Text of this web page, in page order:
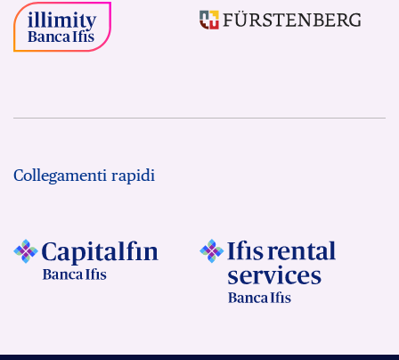
Collegamenti rapidi